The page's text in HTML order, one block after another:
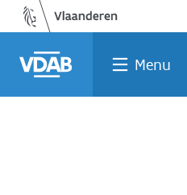
Ga
naar
de
inhoud
Vind
een
job
Vind
een
opleiding
Welke
job
past
bij
Terug
naar
home
Menu